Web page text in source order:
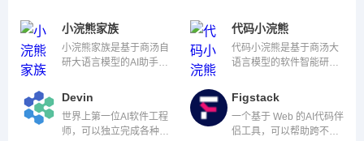
小浣熊家族
小浣熊家族是基于商汤自
研大语言模型的AI助手，
办公小浣熊AI助手两大功
代码小浣熊
代码小浣熊是基于商汤大
语言模型的软件智能研发
析、架构设计、代码编
写、软件测试等环节
Devin
世界上第一位AI软件工程
师，可以独立完成各种开
Figstack
一个基于 Web 的AI代码伴
侣工具，可以帮助跨不同